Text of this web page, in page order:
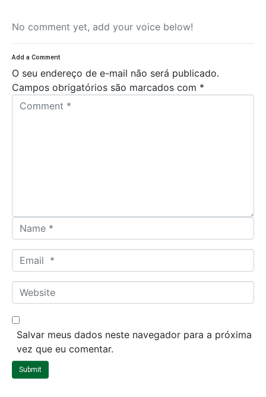
No comment yet, add your voice below!
Add a Comment
O seu endereço de e-mail não será publicado.
Campos obrigatórios são marcados com *
a
m
*
m
a
*
W
e
b
t
Salvar meus dados neste navegador para a próxima
vez que eu comentar.
Submit